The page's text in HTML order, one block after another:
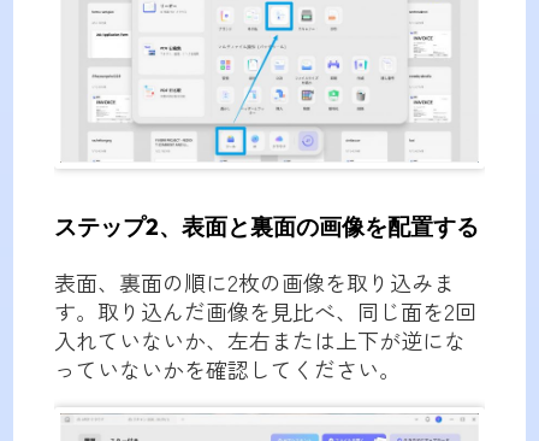
ステップ2、表面と裏面の画像を配置する
表面、裏面の順に2枚の画像を取り込みま
す。取り込んだ画像を見比べ、同じ面を2回
入れていないか、左右または上下が逆にな
っていないかを確認してください。